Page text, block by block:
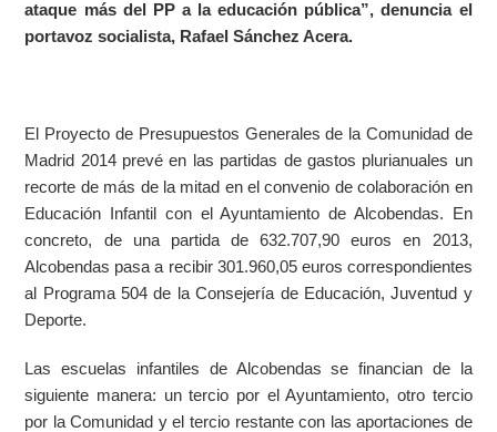
ataque más del PP a la educación pública”, denuncia el
portavoz socialista, Rafael Sánchez Acera.
El Proyecto de Presupuestos Generales de la Comunidad de
Madrid 2014 prevé en las partidas de gastos plurianuales un
recorte de más de la mitad en el convenio de colaboración en
Educación Infantil con el Ayuntamiento de Alcobendas. En
concreto, de una partida de 632.707,90 euros en 2013,
Alcobendas pasa a recibir 301.960,05 euros correspondientes
al Programa 504 de la Consejería de Educación, Juventud y
Deporte.
Las escuelas infantiles de Alcobendas se financian de la
siguiente manera: un tercio por el Ayuntamiento, otro tercio
por la Comunidad y el tercio restante con las aportaciones de